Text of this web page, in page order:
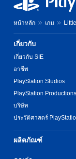
หน้าหลัก เกม
เกี่ยวกับ
เกี่ยวกับ SIE
อาชีพ
PlayStation Studios
PlayStation Productions
บริษัท
ประวัติศาสตร์
ผลิตภัณฑ์